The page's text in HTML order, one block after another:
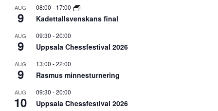
AUG
9
08:00 - 17:00
Kadettallsvenskans final
AUG
9
09:30 -20:00
Uppsala Chessfestival 2026
AUG
9
13:00 -22:00
Rasmus minnesturnering
AUG
10
09:30 -20:00
Uppsala Chessfestival 2026